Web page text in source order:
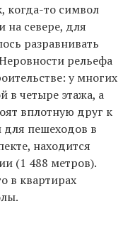
когда-то символ
на севере, для
разравнивать
рельефа
у многих
в четыре этажа, а
вплотную друг к
для пешеходов в
находится
(1 488 метров).
в квартирах